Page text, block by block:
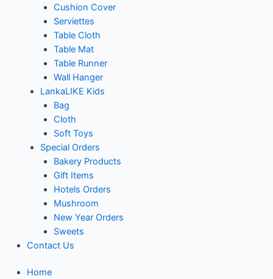
Cushion Cover
Serviettes
Table Cloth
Table Mat
Table Runner
Wall Hanger
LankaLIKE Kids
Bag
Cloth
Soft Toys
Special Orders
Bakery Products
Gift Items
Hotels Orders
Mushroom
New Year Orders
Sweets
Contact Us
Home